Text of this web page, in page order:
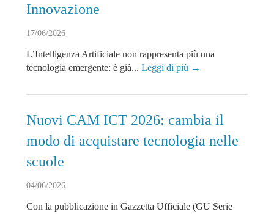
Innovazione
17/06/2026
L’Intelligenza Artificiale non rappresenta più una
tecnologia emergente: è già... Leggi di più →
Nuovi CAM ICT 2026: cambia il
modo di acquistare tecnologia nelle
scuole
04/06/2026
Con la pubblicazione in Gazzetta Ufficiale (GU Serie